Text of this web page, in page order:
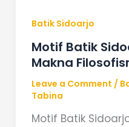
Batik Sidoarjo
Motif Batik
Makna
Leave a Comment /
Tabina
Motif Batik